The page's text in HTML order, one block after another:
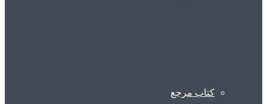
کتاب مرجع